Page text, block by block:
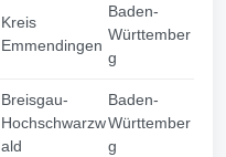
Kreis
Emmendingen
Baden-
Württember
g
Breisgau-
Hochschwarzw
ald
Baden-
Württember
g